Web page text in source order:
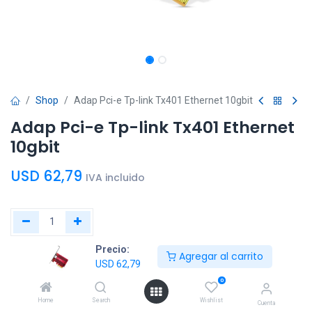
Precio:
USD 62,79
Agregar al carrito
Home Search
0
Wishlist Cuenta
Shop Adap Pci-e Tp-link Tx401 Ethernet 10gbit
Adap Pci-e Tp-link Tx401 Ethernet
10gbit
USD 62,79 IVA incluido
Agregar al
carrito
Comprar
ahora
Agregar a la lista de deseos